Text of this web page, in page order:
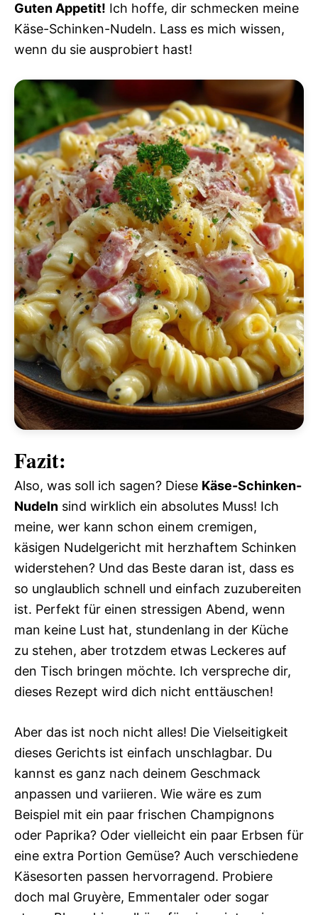
Guten Appetit! Ich hoffe, dir schmecken meine
Käse-Schinken-Nudeln. Lass es mich wissen,
wenn du sie ausprobiert hast!
Fazit:
Also, was soll ich sagen? Diese Käse-Schinken-
Nudeln sind wirklich ein absolutes Muss! Ich
meine, wer kann schon einem cremigen,
käsigen Nudelgericht mit herzhaftem Schinken
widerstehen? Und das Beste daran ist, dass es
so unglaublich schnell und einfach zuzubereiten
ist. Perfekt für einen stressigen Abend, wenn
man keine Lust hat, stundenlang in der Küche
zu stehen, aber trotzdem etwas Leckeres auf
den Tisch bringen möchte. Ich verspreche dir,
dieses Rezept wird dich nicht enttäuschen!
Aber das ist noch nicht alles! Die Vielseitigkeit
dieses Gerichts ist einfach unschlagbar. Du
kannst es ganz nach deinem Geschmack
anpassen und variieren. Wie wäre es zum
Beispiel mit ein paar frischen Champignons
oder Paprika? Oder vielleicht ein paar Erbsen für
eine extra Portion Gemüse? Auch verschiedene
Käsesorten passen hervorragend. Probiere
doch mal Gruyère, Emmentaler oder sogar